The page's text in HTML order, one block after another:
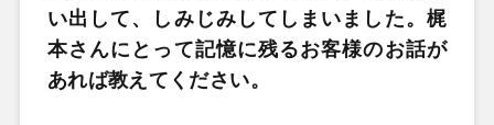
い出して、しみじみしてしまいました。梶
本さんにとって記憶に残るお客様のお話が
あれば教えてください。